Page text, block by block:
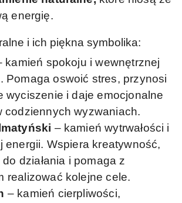
energię.
i ich piękna symbolika:
kamień spokoju i wewnętrznej
Pomaga oswoić stres, przynosi
wyciszenie i daje emocjonalne
codziennych wyzwaniach.
– kamień wytrwałości i
energii. Wspiera kreatywność,
do działania i pomaga z
realizować kolejne cele.
– kamień cierpliwości,